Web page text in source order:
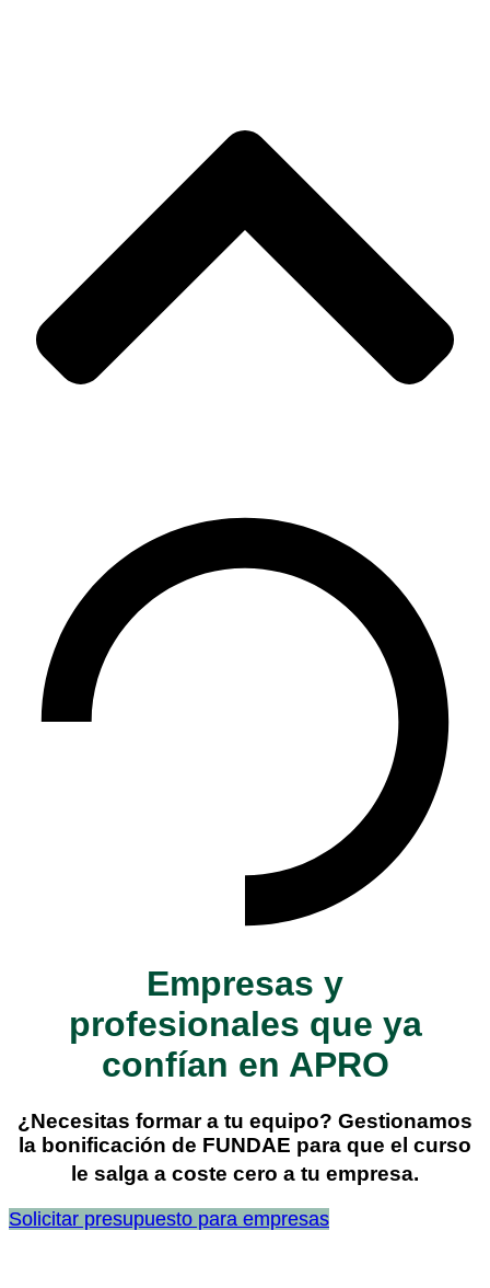
Empresas y
profesionales que ya
confían en APRO
¿Necesitas formar a tu equipo? Gestionamos
la bonificación de FUNDAE para que el curso
le salga a coste cero a tu empresa.
Solicitar presupuesto para empresas